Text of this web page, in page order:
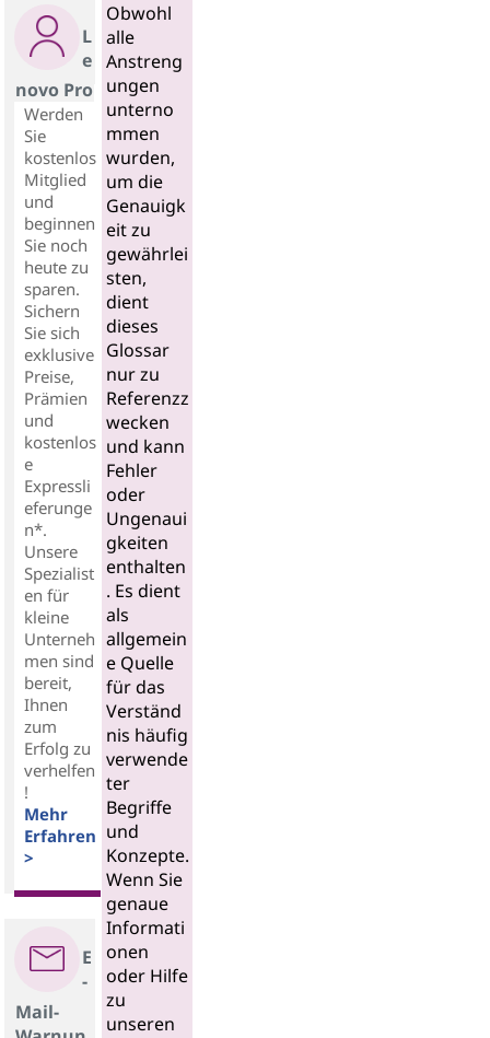
L
e
novo Pro
Werden
Sie
kostenlos
Mitglied
und
beginnen
Sie noch
heute zu
sparen.
Sichern
Sie sich
exklusive
Preise,
Prämien
und
kostenlos
e
Expressli
eferunge
n*.
Unsere
Spezialist
en für
kleine
Unterneh
men sind
bereit,
Ihnen
zum
Erfolg zu
verhelfen
!
Mehr
Erfahren
>
E
-
Mail-
Obwohl
alle
Anstreng
ungen
unterno
mmen
wurden,
um die
Genauigk
eit zu
gewährlei
sten,
dient
dieses
Glossar
nur zu
Referenzz
wecken
und kann
Fehler
oder
Ungenaui
gkeiten
enthalten
. Es dient
als
allgemein
e Quelle
für das
Verständ
nis häufig
verwende
ter
Begriffe
und
Konzepte.
Wenn Sie
genaue
Informati
onen
oder Hilfe
zu
unseren